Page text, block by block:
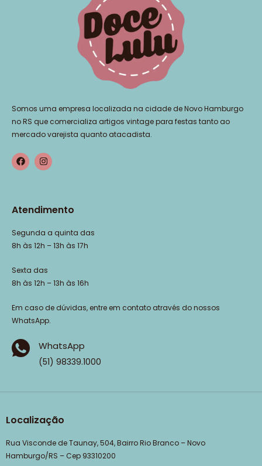
Somos uma empresa localizada na cidade de Novo Hamburgo
no RS que comercializa artigos vintage para festas tanto ao
mercado varejista quanto atacadista.
Atendimento
Segunda a quinta das
8h às 12h – 13h às 17h
Sexta das
8h às 12h – 13h às 16h
Em caso de dúvidas, entre em contato através do nossos
WhatsApp.
WhatsApp
(51) 98339.1000
Localização
Rua Visconde de Taunay, 504, Bairro Rio Branco – Novo
Hamburgo/RS – Cep 93310200